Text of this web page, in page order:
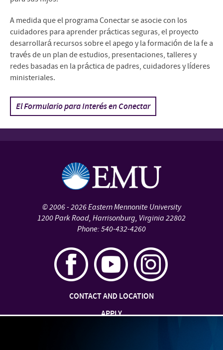
A medida que el programa Conectar se asocie con los
cuidadores para aprender prácticas seguras, el proyecto
desarrollará recursos sobre el apego y la formación de la fe a
través de un plan de estudios, presentaciones, talleres y
redes basadas en la práctica de padres, cuidadores y líderes
ministeriales.
El Formulario para Interés en Conectar
©2006 - 2026Eastern Mennonite University
1200 Park Road, Harrisonburg, Virginia 22802
Phone: 540-432-4260
CONTACT AND LOCATION
APPLY